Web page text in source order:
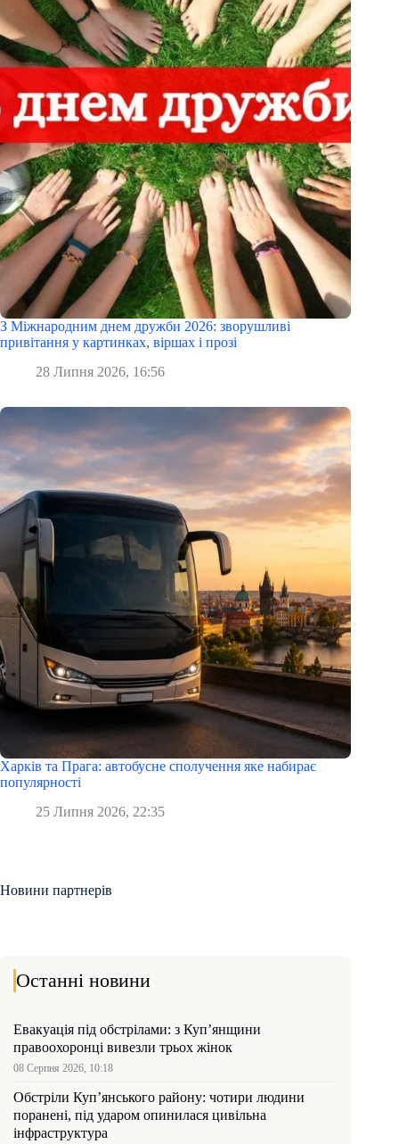
З Міжнародним днем дружби 2026: зворушливі
привітання у картинках, віршах і прозі
28 Липня 2026, 16:56
Харків та Прага: автобусне сполучення яке набирає
популярності
25 Липня 2026, 22:35
Новини партнерів
Останні новини
Евакуація під обстрілами: з Куп’янщини
правоохоронці вивезли трьох жінок
08 Серпня 2026, 10:18
Обстріли Куп’янського району: чотири людини
поранені, під ударом опинилася цивільна
інфраструктура